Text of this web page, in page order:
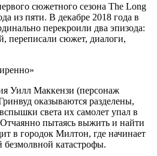
сюжетного сезона The Long
из пяти. В декабре 2018 года в
перекроили два эпизода:
переписали сюжет, диалоги,
Уилл Маккензи (персонаж
оказываются разделены,
света их самолет упал в
пытаясь выжить и найти
в городок Милтон, где начинает
безмолвной катастрофы.